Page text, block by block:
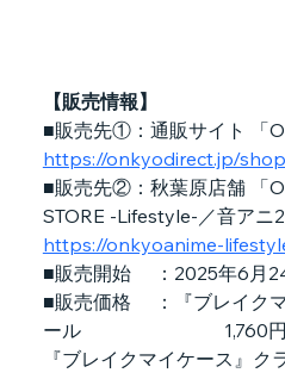
【販売情報】
■販売先①：通販サイト 「
https://onkyodirect.jp/
■販売先②：秋葉原店舗 「
STORE -Lifestyle-／音アニ2
https://onkyoanime-
■販売開始     ：2025年6月
■販売価格     ：『ブレイ
ール 　　　　　　　 1,760
『ブレイクマイケース』ク